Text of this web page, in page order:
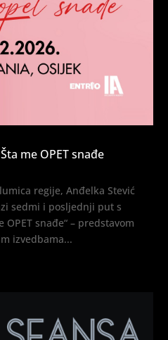
me OPET snađe
regije, Anđelka Stević
sedmi i posljednji put s
snađe“ – predstavom
izvedbama...